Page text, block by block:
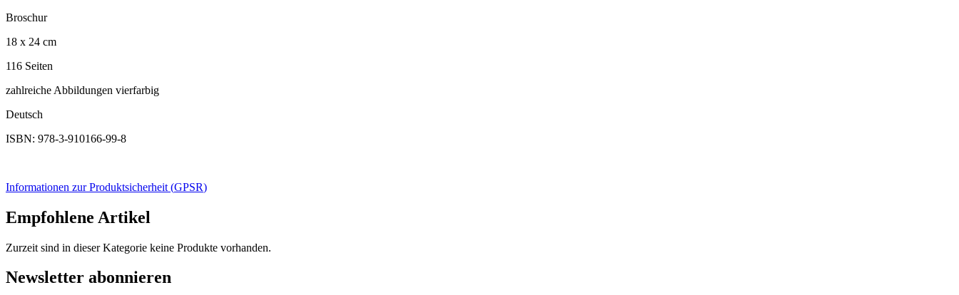
Broschur
18 x 24 cm
116 Seiten
zahlreiche Abbildungen vierfarbig
Deutsch
ISBN: 978-3-910166-99-8
Informationen zur Produktsicherheit (GPSR)
Empfohlene Artikel
Zurzeit sind in dieser Kategorie keine Produkte vorhanden.
Newsletter abonnieren